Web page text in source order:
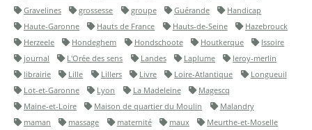
Gravelines
grossesse groupe Guérande
Handicap
Haute-Garonne
Hauts de France Hauts-de-Seine
Hazebrouck
Herzeele
Hondeghem Hondschoote Houtkerque
Issoire
journal
L'Orée des sens Landes Laplume
leroy-merlin
librairie
Lille Lillers Livre Loire-Atlantique
Longueuil
Lot-et-Garonne
Lyon La Madeleine
Magescq
Maine-et-Loire
Maison de quartier du Moulin
Malandry
maman
massage maternité maux
Meurthe-et-Moselle